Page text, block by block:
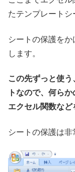
たテンプレートシ
シートの保護を
します。
この先ずっと使
トなので、何ら
エクセル関数など
シートの保護は非